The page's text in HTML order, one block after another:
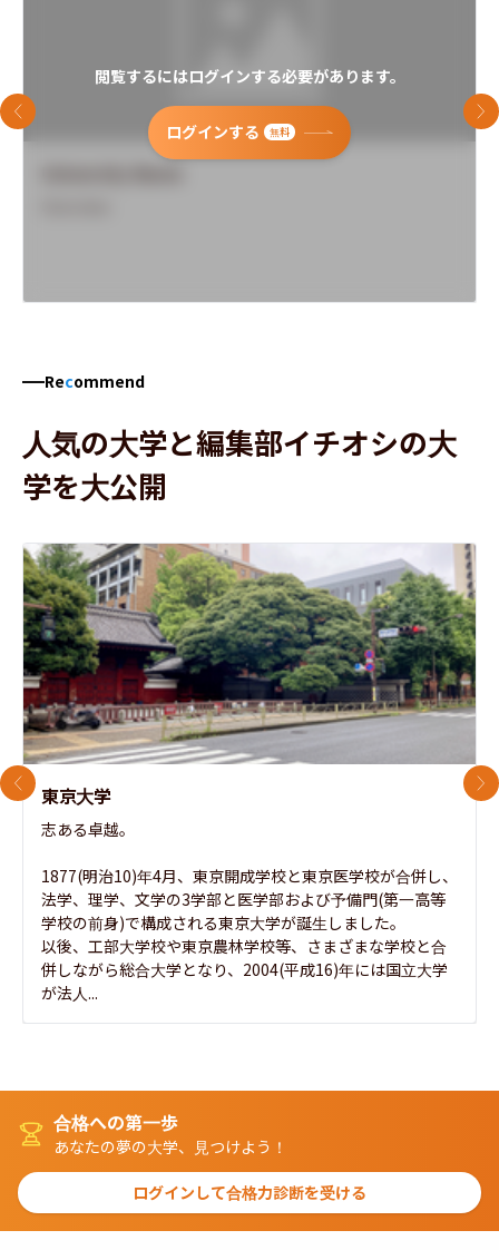
閲覧するにはログインする必要があります。
ログインする 無料
前のスライド 次
Recommend
人気の大学と編集部イチオシの大
学を大公開
東京大学
志ある卓越。
1877(明治10)年4月、東京開成学校と東京医学校が合併し、
法学、理学、文学の3学部と医学部および予備門(第一高等
学校の前身)で構成される東京大学が誕生しました。
以後、工部大学校や東京農林学校等、さまざまな学校と合
併しながら総合大学となり、2004(平成16)年には国立大学
が法人...
前のスライド 次
合格への第一歩
あなたの夢の大学、見つけよう！
ログインして合格力診断を受ける